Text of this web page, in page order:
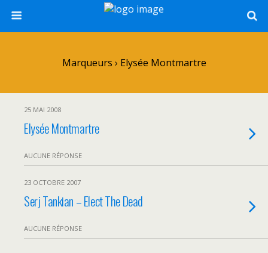
Marqueurs › Elysée Montmartre
25 MAI 2008
Elysée Montmartre
AUCUNE RÉPONSE
23 OCTOBRE 2007
Serj Tankian – Elect The Dead
AUCUNE RÉPONSE